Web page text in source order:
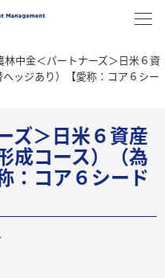
林中金＜パートナーズ＞日米６資
ッジあり）【愛称：コア６シー
ズ＞日米６資産
成コース）（為
：コア６シード